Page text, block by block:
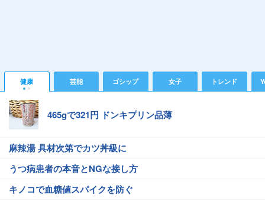
健康 芸能 ゴシップ 女子 トレンド
465gで321円 ドンキプリン品薄
麻辣湯 具材次第でカツ丼級に
うつ病患者の本音とNGな接し方
キノコで血糖値スパイクを防ぐ